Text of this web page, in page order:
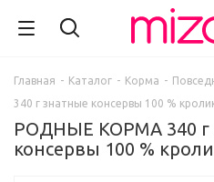
Главная - Каталог - Корма -
340 г знатные консервы 100 %
РОДНЫЕ КОРМА 340 г
консервы 100 %